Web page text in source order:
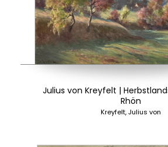
Julius von Kreyfelt |
Rhön
Kreyfelt, Julius von